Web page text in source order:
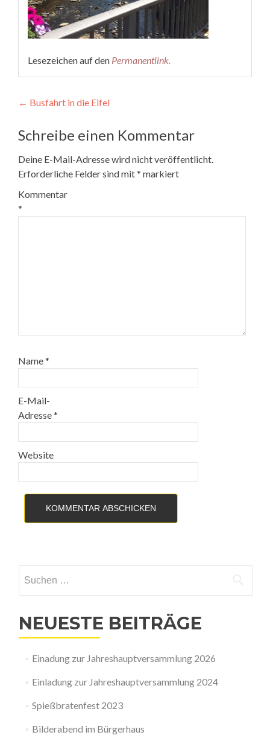
Lesezeichen auf den Permanentlink.
Beitragsnavigation
← Busfahrt in die Eifel
Schreibe einen Kommentar
Deine E-Mail-Adresse wird nicht veröffentlicht.
Erforderliche Felder sind mit* markiert
Kommentar
*
Name*
E-Mail-
Adresse*
Website
nach:
NEUESTE BEITRÄGE
Einadung zur Jahreshauptversammlung 2026
Einladung zur Jahreshauptversammlung 2024
Spießbratenfest 2023
Bilderabend im Bürgerhaus